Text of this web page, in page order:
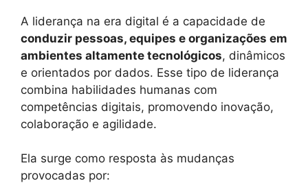
A liderança na era digital é a capacidade de
conduzir pessoas, equipes e organizações em
ambientes altamente tecnológicos, dinâmicos
e orientados por dados. Esse tipo de liderança
combina habilidades humanas com
competências digitais, promovendo inovação,
colaboração e agilidade.
Ela surge como resposta às mudanças
provocadas por: